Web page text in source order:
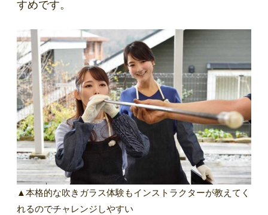
すめです。
▲本格的な吹きガラス体験もインストラクターが教えてく
れるのでチャレンジしやすい